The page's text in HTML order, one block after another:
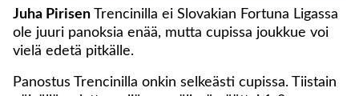
Juha Pirisen Trencinilla ei Slovakian Fortuna Ligassa
ole juuri panoksia enää, mutta cupissa joukkue voi
vielä edetä pitkälle.
Panostus Trencinilla onkin selkeästi cupissa. Tiistain